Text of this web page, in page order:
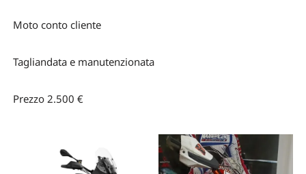
Moto conto cliente
Tagliandata e manutenzionata
Prezzo 2.500 €